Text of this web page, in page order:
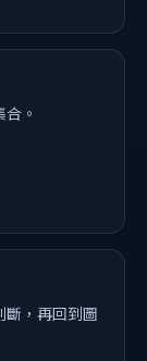
。
斷，再回到圖